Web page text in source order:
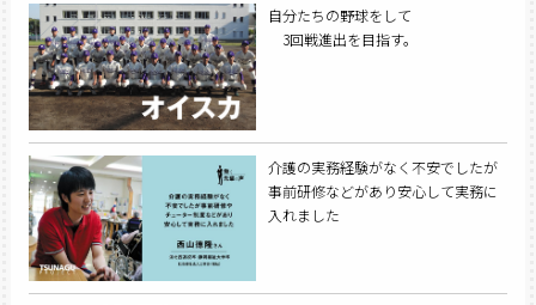
自分たちの野球をして
3回戦進出を目指す。
介護の実務経験がなく不安でしたが
事前研修などがあり安心して実務に
入れました